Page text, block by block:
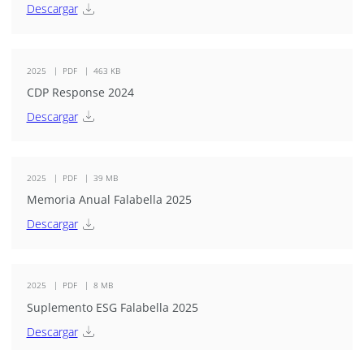
Descargar
2025 PDF 463 KB
CDP Response 2024
Descargar
2025 PDF 39 MB
Memoria Anual Falabella 2025
Descargar
2025 PDF 8 MB
Suplemento ESG Falabella 2025
Descargar